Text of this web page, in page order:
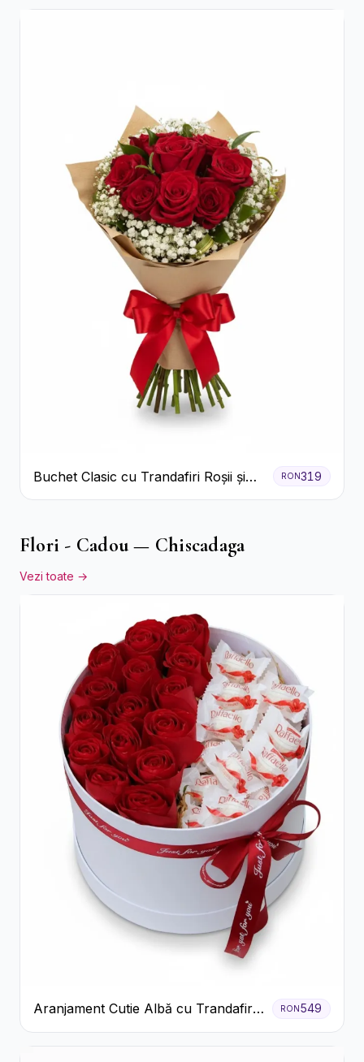
Buchet Clasic cu Trandafiri Roșii și
Gypsophila
RON319
Flori - Cadou — Chiscadaga
Vezi toate →
Aranjament Cutie Albă cu Trandafiri
Roșii și Raffaello
RON549